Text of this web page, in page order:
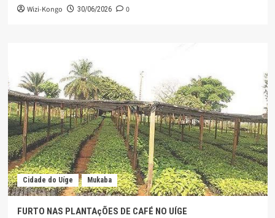
Wizi-Kongo 30/06/2026 0
Cidade do Uíge Mukaba
FURTO NAS PLANTAçÕES DE CAFÉ NO UÍGE